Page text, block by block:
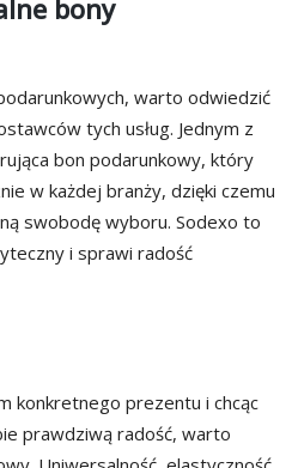
bony
warto odwiedzić
tych usług. Jednym z
bon podarunkowy, który
w każdej branży, dzięki czemu
swobodę wyboru. Sodexo to
i sprawi radość
konkretnego prezentu i chcąc
prawdziwą radość, warto